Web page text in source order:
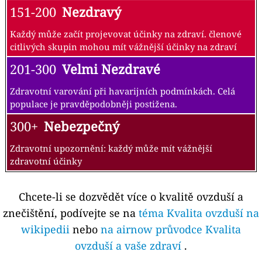
151-200 Nezdravý
Každý může začít projevovat účinky na zdraví. členové
citlivých skupin mohou mít vážnější účinky na zdraví
201-300 Velmi Nezdravé
Zdravotní varování při havarijních podmínkách. Celá
populace je pravděpodobněji postižena.
300+ Nebezpečný
Zdravotní upozornění: každý může mít vážnější
zdravotní účinky
Chcete-li se dozvědět více o kvalitě ovzduší a
znečištění, podívejte se na téma Kvalita ovzduší na
wikipedii nebo na airnow průvodce Kvalita
ovzduší a vaše zdraví .